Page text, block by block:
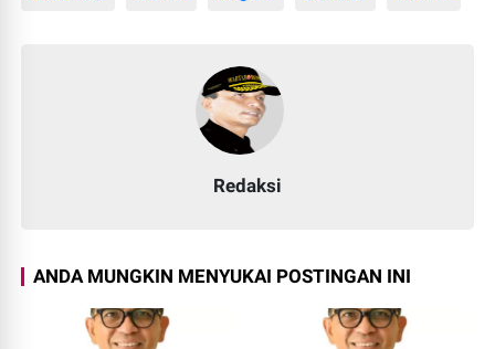
Redaksi
ANDA MUNGKIN MENYUKAI POSTINGAN INI